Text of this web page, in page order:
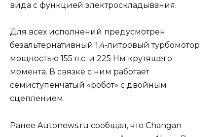
вида с функцией электроскладывания.
Для всех исполнений предусмотрен
безальтернативный 1,4-литровый турбомотор
мощностью 155 л.с. и 225 Нм крутящего
момента. В связке с ним работает
семиступенчатый «робот» с двойным
сцеплением.
Ранее Autonews.ru сообщал, что Changan